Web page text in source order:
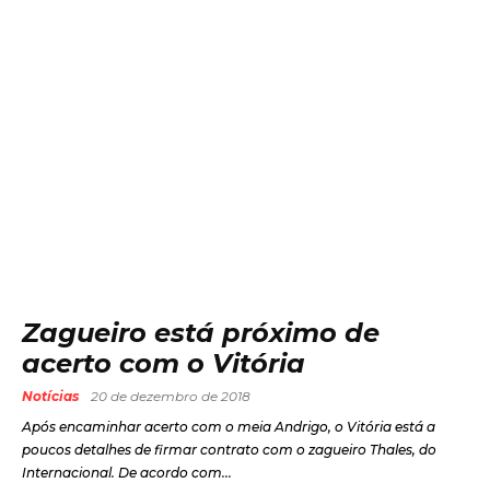
Zagueiro está próximo de
acerto com o Vitória
Notícias
20 de dezembro de 2018
Após encaminhar acerto com o meia Andrigo, o Vitória está a
poucos detalhes de firmar contrato com o zagueiro Thales, do
Internacional. De acordo com...